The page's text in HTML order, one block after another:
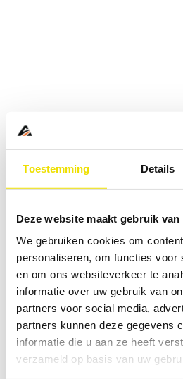
Toestemming Details
Deze website maakt gebruik van
We gebruiken cookies om
personaliseren, om functies voor
en om ons websiteverkeer te
informatie over uw gebruik van
partners voor social media,
partners kunnen deze gegevens
informatie die u aan ze heeft
verzameld op basis van uw
Application error: a client-side
loadingwww.abd.nl(see the
information).